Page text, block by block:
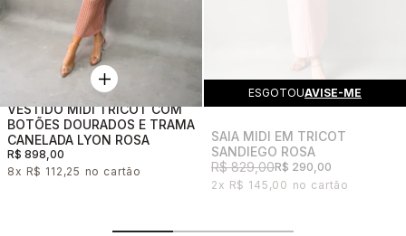
VESTIDO MIDI TRICOT COM
BOTÕES DOURADOS E TRAMA
CANELADA LYON ROSA
R$ 898,00
8x R$ 112,25
ESGOTOUAVISE-ME
SAIA MIDI EM TRICOT
SANDIEGO ROSA
R$ 829,00R$ 290,00
2x R$ 145,00